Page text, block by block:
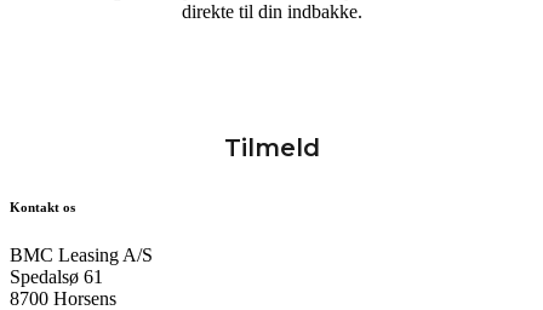
direkte til din indbakke.
Kontakt os
BMC Leasing A/S
Spedalsø 61
8700 Horsens